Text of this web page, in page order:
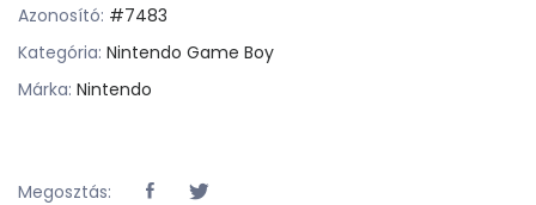
Azonosító: #7483
Kategória: Nintendo Game Boy
Márka: Nintendo
Megosztás: